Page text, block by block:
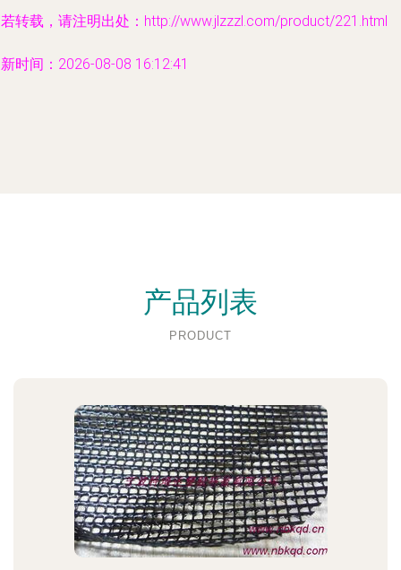
转载，请注明出处：http://www.jlzzzl.com/product/221.html
时间：2026-08-08 16:12:41
产品列表
PRODUCT